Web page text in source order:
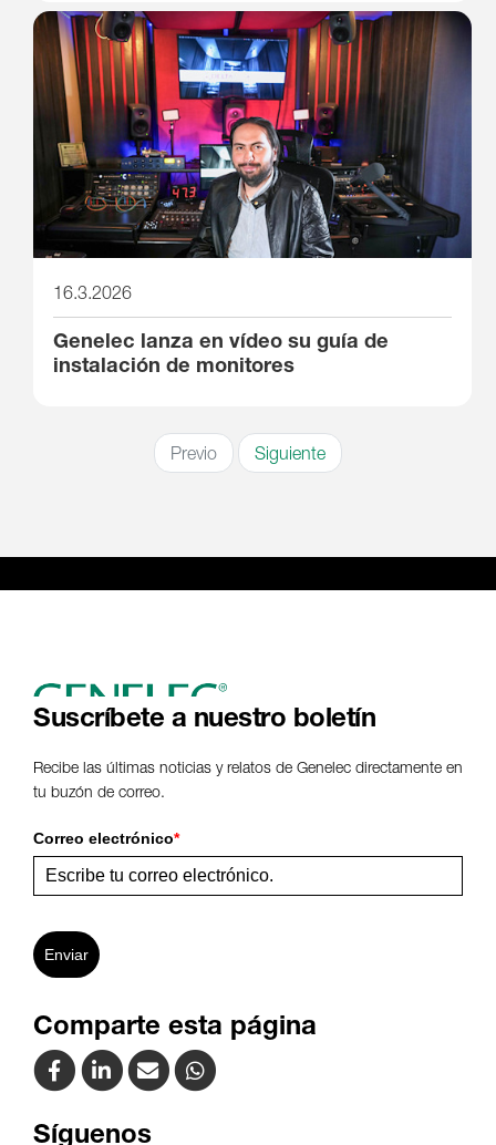
16.3.2026
Genelec lanza en vídeo su guía de
instalación de monitores
Previo Siguiente
Suscríbete a nuestro boletín
Recibe las últimas noticias y relatos de Genelec directamente en
tu buzón de correo.
Correo electrónico*
Enviar
Comparte esta página
Síguenos